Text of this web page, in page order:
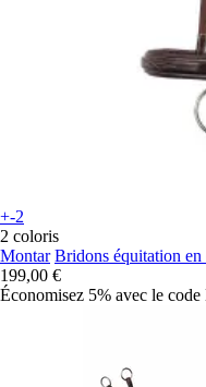
+-2
2 coloris
Montar Bridons équitation
199,00 €
Économisez 5% avec le code